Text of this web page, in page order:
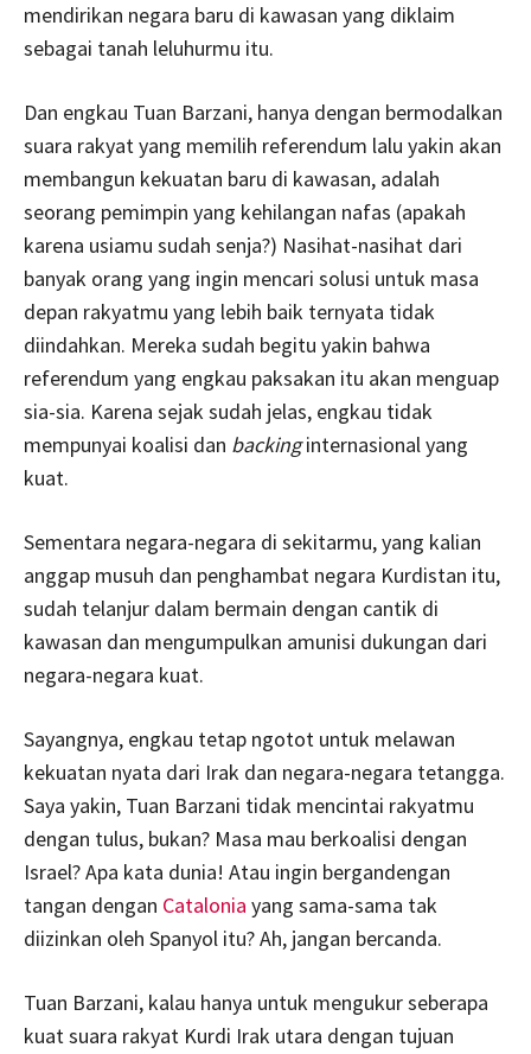
mendirikan negara baru di kawasan yang diklaim
sebagai tanah leluhurmu itu.
Dan engkau Tuan Barzani, hanya dengan bermodalkan
suara rakyat yang memilih referendum lalu yakin akan
membangun kekuatan baru di kawasan, adalah
seorang pemimpin yang kehilangan nafas (apakah
karena usiamu sudah senja?) Nasihat-nasihat dari
banyak orang yang ingin mencari solusi untuk masa
depan rakyatmu yang lebih baik ternyata tidak
diindahkan. Mereka sudah begitu yakin bahwa
referendum yang engkau paksakan itu akan menguap
sia-sia. Karena sejak sudah jelas, engkau tidak
mempunyai koalisi dan backinginternasional yang
kuat.
Sementara negara-negara di sekitarmu, yang kalian
anggap musuh dan penghambat negara Kurdistan itu,
sudah telanjur dalam bermain dengan cantik di
kawasan dan mengumpulkan amunisi dukungan dari
negara-negara kuat.
Sayangnya, engkau tetap ngotot untuk melawan
kekuatan nyata dari Irak dan negara-negara tetangga.
Saya yakin, Tuan Barzani tidak mencintai rakyatmu
dengan tulus, bukan? Masa mau berkoalisi dengan
Israel? Apa kata dunia! Atau ingin bergandengan
tangan dengan Catalonia yang sama-sama tak
diizinkan oleh Spanyol itu? Ah, jangan bercanda.
Tuan Barzani, kalau hanya untuk mengukur seberapa
kuat suara rakyat Kurdi Irak utara dengan tujuan